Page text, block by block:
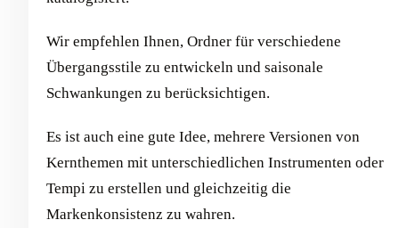
Wir empfehlen Ihnen, Ordner für verschiedene
Übergangsstile zu entwickeln und saisonale
Schwankungen zu berücksichtigen.
Es ist auch eine gute Idee, mehrere Versionen von
Kernthemen mit unterschiedlichen Instrumenten oder
Tempi zu erstellen und gleichzeitig die
Markenkonsistenz zu wahren.